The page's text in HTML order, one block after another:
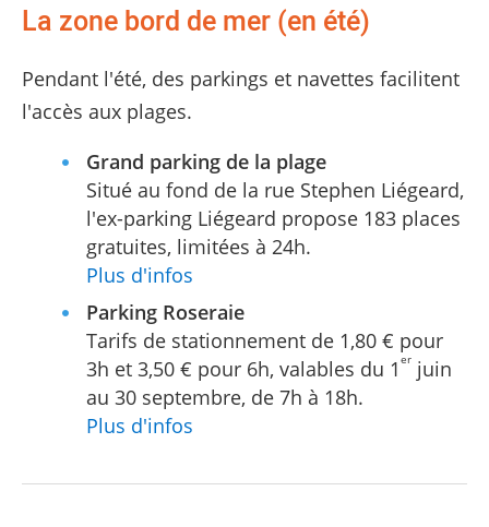
La zone bord de mer (en été)
Pendant l'été, des parkings et navettes facilitent
l'accès aux plages.
Grand parking de la plage
Situé au fond de la rue Stephen Liégeard,
l'ex-parking Liégeard propose 183 places
gratuites, limitées à 24h.
Plus d'infos
Parking Roseraie
Tarifs de stationnement de 1,80 € pour
3h et 3,50 € pour 6h, valables du 1 er juin
au 30 septembre, de 7h à 18h.
Plus d'infos